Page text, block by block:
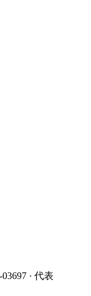
· 代表